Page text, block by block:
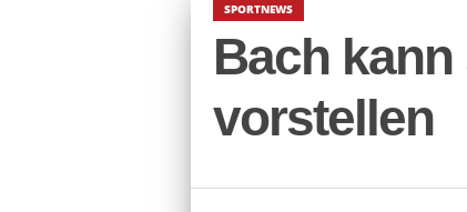
SPORTNEWS
Bach
vorstellen